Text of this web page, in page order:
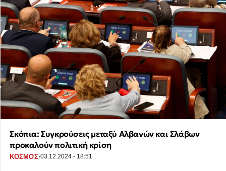
Σκόπια: Συγκρούσεις μεταξύ Αλβανών και Σλάβων
προκαλούν πολιτική κρίση
ΚΟΣΜΟΣ·03.12.2024 - 18:51